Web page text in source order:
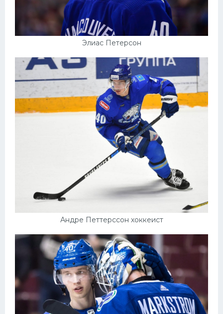
Элиас Петерсон
Андре Петтерссон хоккеист